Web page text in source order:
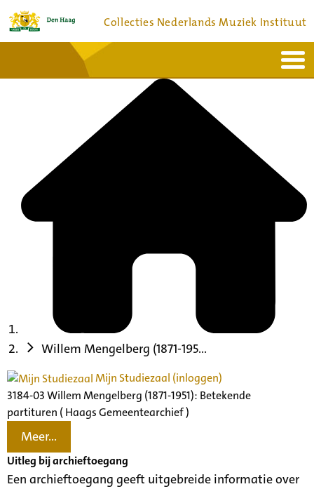
Collecties Nederlands Muziek Instituut
Bronnen en collecties
Willem Mengelberg (1871-195...
Mijn Studiezaal (inloggen)
3184-03 Willem Mengelberg (1871-1951): Betekende
partituren ( Haags Gemeentearchief )
Meer...
Uitleg bij archieftoegang
Een archieftoegang geeft uitgebreide informatie over